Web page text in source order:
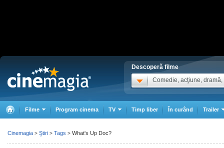
Descoperă filme
Comedie, acţiune, dramă,
Filme Program cinema TV Timp liber În curând Trailer
Cinemagia > Ştiri > Tags > What's Up Doc?